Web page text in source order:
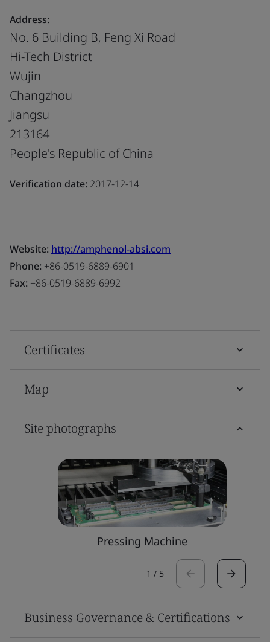
Address:
No. 6 Building B, Feng Xi Road
Hi-Tech District
Wujin
Changzhou
Jiangsu
213164
People's Republic of China
Verification date: 2017-12-14
Website: http://amphenol-absi.com
Phone: +86-0519-6889-6901
Fax: +86-0519-6889-6992
Certificates
Map
Site photographs
Pressing Machine
1 / 5
Business Governance & Certifications